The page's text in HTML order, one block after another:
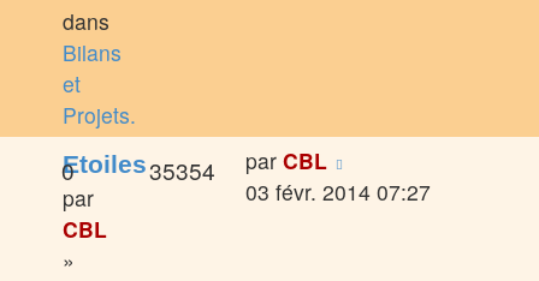
dans
Bilans
et
Projets.
Etoiles
par
CBL
»
0 35354 par CBL
03 févr. 2014 07:27